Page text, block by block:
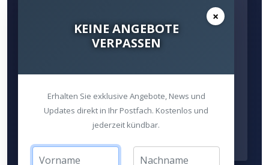
Hochpräzise digitale
Signalverarbeitung
×
KEINE ANGEBOTE
VERPASSEN
Erhalten Sie exklusive Angebote, News und
Updates direkt in Ihr Postfach. Kostenlos und
jederzeit kündbar.